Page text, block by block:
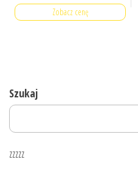
Zobacz cenę
Szukaj
zzzzz